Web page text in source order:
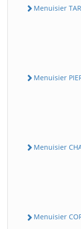
Menuisier
Menuisier
Menuisier
Menuisier